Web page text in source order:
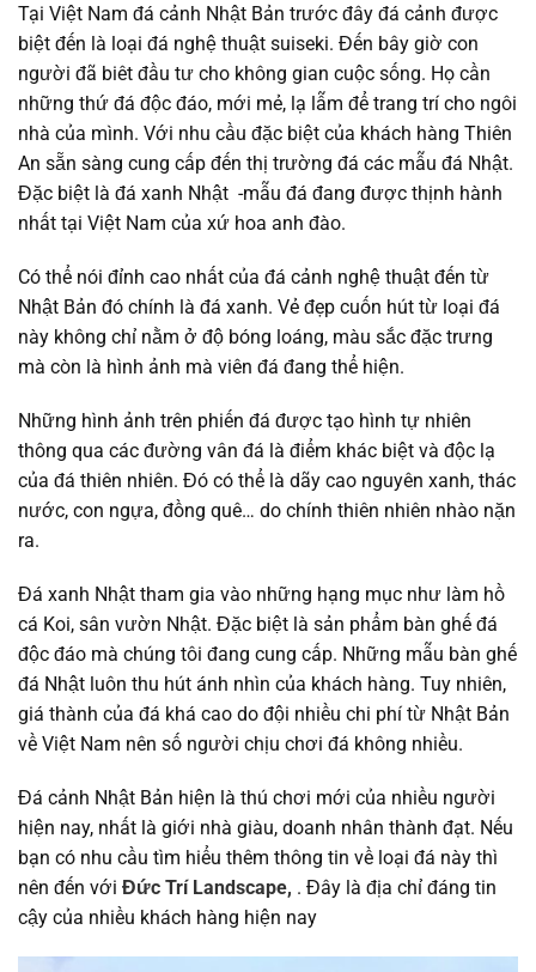
Tại Việt Nam đá cảnh Nhật Bản trước đây đá cảnh được
biệt đến là loại đá nghệ thuật suiseki. Đến bây giờ con
người đã biêt đầu tư cho không gian cuộc sống. Họ cần
những thứ đá độc đáo, mới mẻ, lạ lẫm để trang trí cho ngôi
nhà của mình. Với nhu cầu đặc biệt của khách hàng Thiên
An sẵn sàng cung cấp đến thị trường đá các mẫu đá Nhật.
Đặc biệt là đá xanh Nhật -mẫu đá đang được thịnh hành
nhất tại Việt Nam của xứ hoa anh đào.
Có thể nói đỉnh cao nhất của đá cảnh nghệ thuật đến từ
Nhật Bản đó chính là đá xanh. Vẻ đẹp cuốn hút từ loại đá
này không chỉ nằm ở độ bóng loáng, màu sắc đặc trưng
mà còn là hình ảnh mà viên đá đang thể hiện.
Những hình ảnh trên phiến đá được tạo hình tự nhiên
thông qua các đường vân đá là điểm khác biệt và độc lạ
của đá thiên nhiên. Đó có thể là dãy cao nguyên xanh, thác
nước, con ngựa, đồng quê… do chính thiên nhiên nhào nặn
ra.
Đá xanh Nhật tham gia vào những hạng mục như làm hồ
cá Koi, sân vườn Nhật. Đặc biệt là sản phẩm bàn ghế đá
độc đáo mà chúng tôi đang cung cấp. Những mẫu bàn ghế
đá Nhật luôn thu hút ánh nhìn của khách hàng. Tuy nhiên,
giá thành của đá khá cao do đội nhiều chi phí từ Nhật Bản
về Việt Nam nên số người chịu chơi đá không nhiều.
Đá cảnh Nhật Bản hiện là thú chơi mới của nhiều người
hiện nay, nhất là giới nhà giàu, doanh nhân thành đạt. Nếu
bạn có nhu cầu tìm hiểu thêm thông tin về loại đá này thì
nên đến với Đức Trí Landscape, . Đây là địa chỉ đáng tin
cậy của nhiều khách hàng hiện nay